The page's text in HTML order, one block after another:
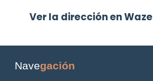
Ver la dirección en Waze
Navegación